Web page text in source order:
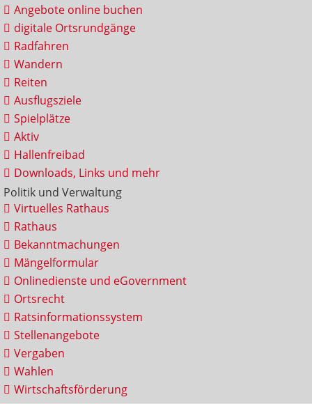
Angebote online buchen
digitale Ortsrundgänge
Radfahren
Wandern
Reiten
Ausflugsziele
Spielplätze
Aktiv
Hallenfreibad
Downloads, Links und mehr
Politik und Verwaltung
Virtuelles Rathaus
Rathaus
Bekanntmachungen
Mängelformular
Onlinedienste und eGovernment
Ortsrecht
Ratsinformationssystem
Stellenangebote
Vergaben
Wahlen
Wirtschaftsförderung